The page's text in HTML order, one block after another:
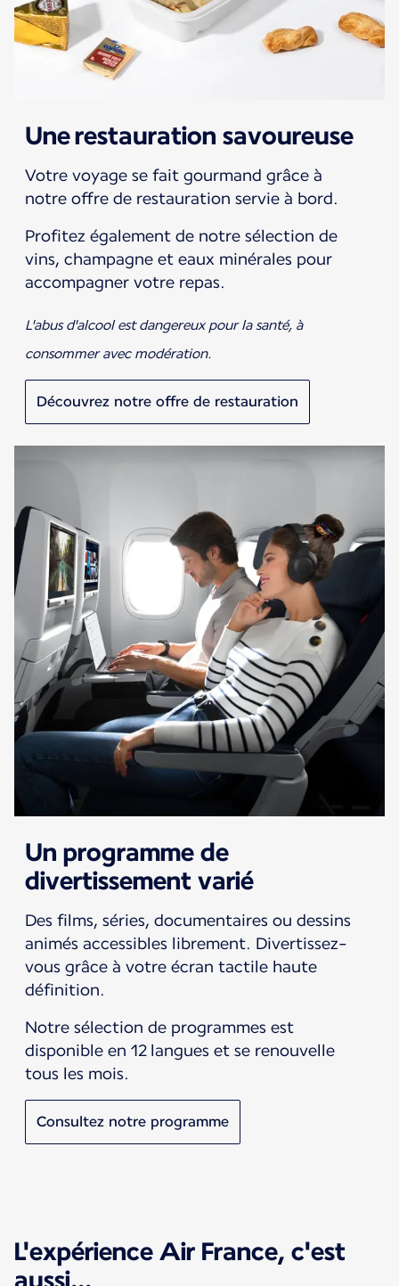
Une restauration savoureuse
Votre voyage se fait gourmand grâce à
notre offre de restauration servie à bord.
Profitez également de notre sélection de
vins, champagne et eaux minérales pour
accompagner votre repas.
L'abus d'alcool est dangereux pour la santé, à
consommer avec modération.
Découvrez notre offre de restauration
Un programme de
divertissement varié
Des films, séries, documentaires ou dessins
animés accessibles librement. Divertissez-
vous grâce à votre écran tactile haute
définition.
Notre sélection de programmes est
disponible en 12 langues et se renouvelle
tous les mois.
Consultez notre programme
L'expérience Air France, c'est
aussi...